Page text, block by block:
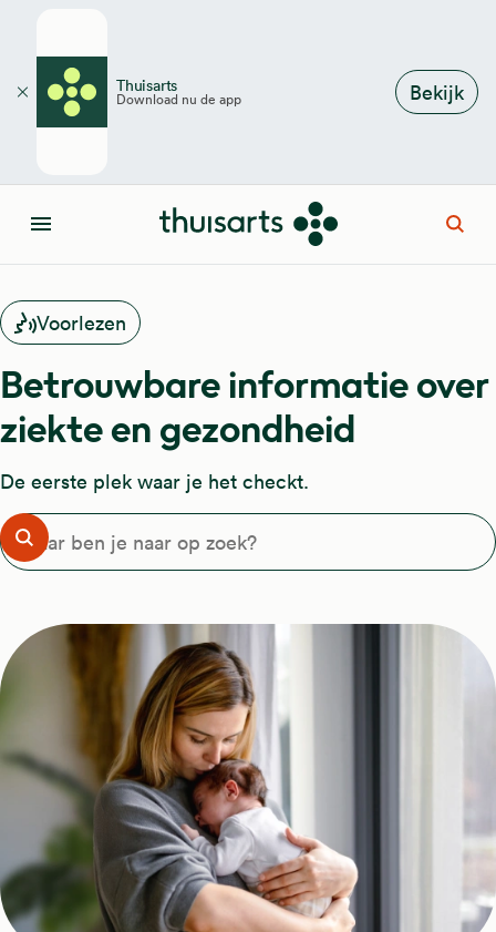
Thuisarts
Download nu de app Bekijk
Sluiten
Menu
Voorlezen
Betrouwbare informatie over
ziekte en gezondheid
De eerste plek waar je het checkt.
naar op zoek?
Zoeken